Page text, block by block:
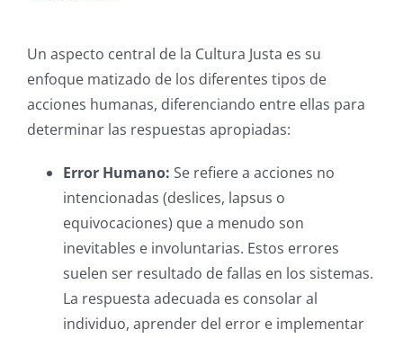
Un aspecto central de la Cultura Justa es su
enfoque matizado de los diferentes tipos de
acciones humanas, diferenciando entre ellas para
determinar las respuestas apropiadas:
Error Humano: Se refiere a acciones no
intencionadas (deslices, lapsus o
equivocaciones) que a menudo son
inevitables e involuntarias. Estos errores
suelen ser resultado de fallas en los sistemas.
La respuesta adecuada es consolar al
individuo, aprender del error e implementar